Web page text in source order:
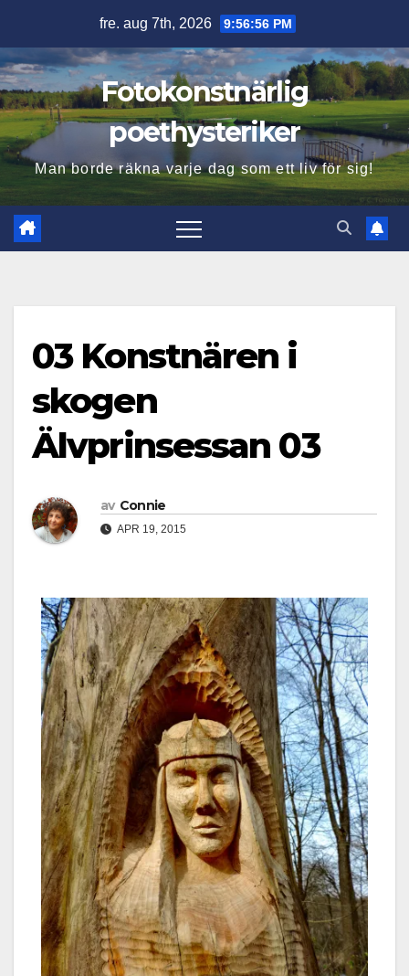
innehåll
fre. aug 7th, 2026 9:56:57 PM
Fotokonstnärlig
poethysteriker
Man borde räkna varje dag som ett liv för sig!
03 Konstnären i
skogen
Älvprinsessan 03
av Connie
APR 19, 2015